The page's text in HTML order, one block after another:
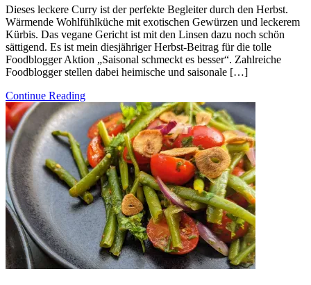
Dieses leckere Curry ist der perfekte Begleiter durch den Herbst.
Wärmende Wohlfühlküche mit exotischen Gewürzen und leckerem
Kürbis. Das vegane Gericht ist mit den Linsen dazu noch schön
sättigend. Es ist mein diesjähriger Herbst-Beitrag für die tolle
Foodblogger Aktion „Saisonal schmeckt es besser“. Zahlreiche
Foodblogger stellen dabei heimische und saisonale […]
Continue Reading